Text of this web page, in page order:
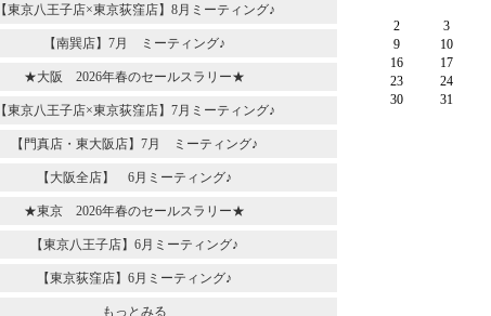
【東京八王子店×東京荻窪店】8月ミーティング♪
【南巽店】7月 ミーティング♪
★大阪 2026年春のセールスラリー★
【東京八王子店×東京荻窪店】7月ミーティング♪
【門真店・東大阪店】7月 ミーティング♪
【大阪全店】 6月ミーティング♪
★東京 2026年春のセールスラリー★
【東京八王子店】6月ミーティング♪
【東京荻窪店】6月ミーティング♪
もっとみる
2
3
9
10
16
17
23
24
30
31